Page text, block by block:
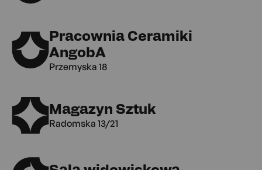
Pracownia Ceramiki
AngobA
Przemyska 18
Magazyn Sztuk
Radomska 13/21